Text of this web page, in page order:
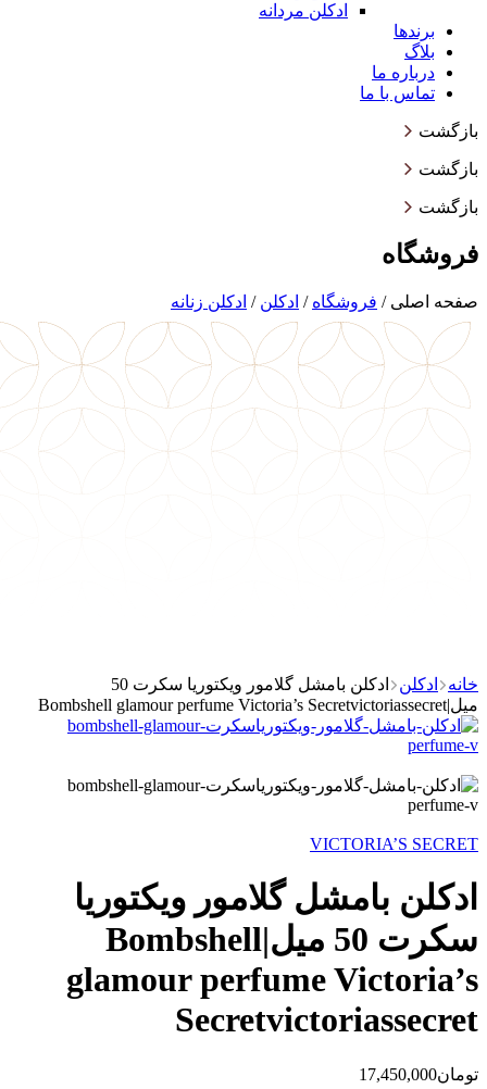
ادکلن مردانه
برندها
بلاگ
درباره ما
تماس با ما
بازگشت
بازگشت
بازگشت
فروشگاه
صفحه اصلی / فروشگاه / ادکلن / ادکلن زنانه
خانه ادکلن
ادکلن بامشل گلامور ویکتوریا سکرت 50
میل|Bombshell glamour perfume Victoria’s Secretvictoriassecret
VICTORIA’S SECRET
ادکلن بامشل گلامور ویکتوریا
سکرت 50 میل|Bombshell
glamour perfume Victoria’s
Secretvictoriassecret
تومان17,450,000